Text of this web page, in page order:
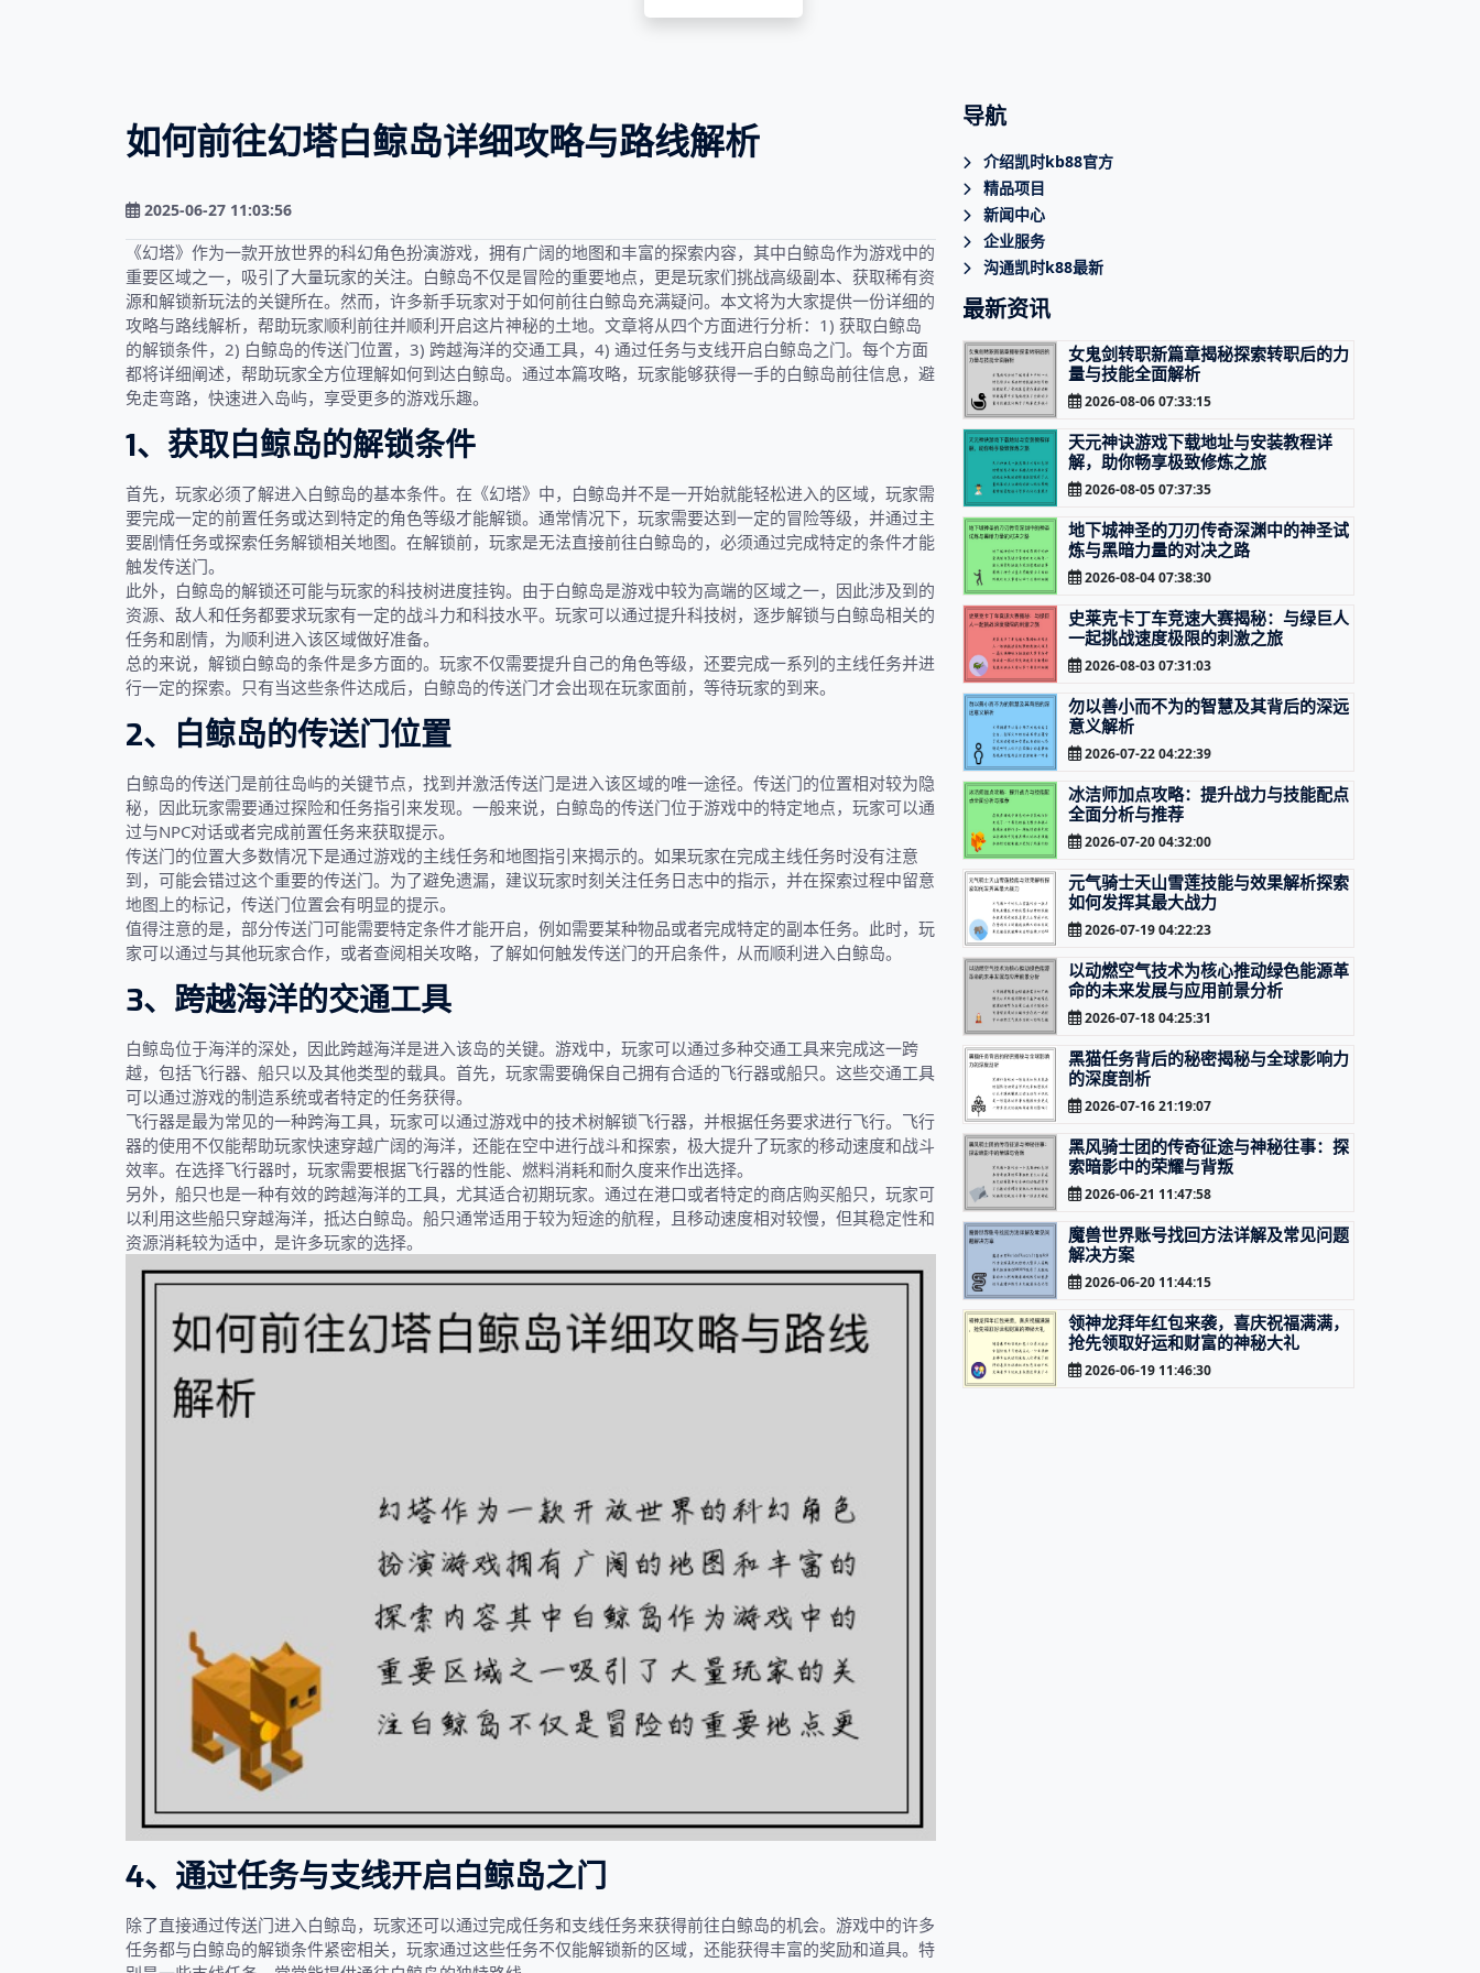
如何前往幻塔白鲸岛详细攻略与路线解析
2025-06-27 11:03:56
《幻塔》作为一款开放世界的科幻角色扮演游戏，拥有广阔的地图和丰富的探索内容，其中白鲸岛作为游戏中的
重要区域之一，吸引了大量玩家的关注。白鲸岛不仅是冒险的重要地点，更是玩家们挑战高级副本、获取稀有资
源和解锁新玩法的关键所在。然而，许多新手玩家对于如何前往白鲸岛充满疑问。本文将为大家提供一份详细的
攻略与路线解析，帮助玩家顺利前往并顺利开启这片神秘的土地。文章将从四个方面进行分析：1) 获取白鲸岛
的解锁条件，2) 白鲸岛的传送门位置，3) 跨越海洋的交通工具，4) 通过任务与支线开启白鲸岛之门。每个方面
都将详细阐述，帮助玩家全方位理解如何到达白鲸岛。通过本篇攻略，玩家能够获得一手的白鲸岛前往信息，避
免走弯路，快速进入岛屿，享受更多的游戏乐趣。
1、获取白鲸岛的解锁条件
首先，玩家必须了解进入白鲸岛的基本条件。在《幻塔》中，白鲸岛并不是一开始就能轻松进入的区域，玩家需
要完成一定的前置任务或达到特定的角色等级才能解锁。通常情况下，玩家需要达到一定的冒险等级，并通过主
要剧情任务或探索任务解锁相关地图。在解锁前，玩家是无法直接前往白鲸岛的，必须通过完成特定的条件才能
触发传送门。
此外，白鲸岛的解锁还可能与玩家的科技树进度挂钩。由于白鲸岛是游戏中较为高端的区域之一，因此涉及到的
资源、敌人和任务都要求玩家有一定的战斗力和科技水平。玩家可以通过提升科技树，逐步解锁与白鲸岛相关的
任务和剧情，为顺利进入该区域做好准备。
总的来说，解锁白鲸岛的条件是多方面的。玩家不仅需要提升自己的角色等级，还要完成一系列的主线任务并进
行一定的探索。只有当这些条件达成后，白鲸岛的传送门才会出现在玩家面前，等待玩家的到来。
2、白鲸岛的传送门位置
白鲸岛的传送门是前往岛屿的关键节点，找到并激活传送门是进入该区域的唯一途径。传送门的位置相对较为隐
秘，因此玩家需要通过探险和任务指引来发现。一般来说，白鲸岛的传送门位于游戏中的特定地点，玩家可以通
过与NPC对话或者完成前置任务来获取提示。
传送门的位置大多数情况下是通过游戏的主线任务和地图指引来揭示的。如果玩家在完成主线任务时没有注意
到，可能会错过这个重要的传送门。为了避免遗漏，建议玩家时刻关注任务日志中的指示，并在探索过程中留意
地图上的标记，传送门位置会有明显的提示。
值得注意的是，部分传送门可能需要特定条件才能开启，例如需要某种物品或者完成特定的副本任务。此时，玩
家可以通过与其他玩家合作，或者查阅相关攻略，了解如何触发传送门的开启条件，从而顺利进入白鲸岛。
3、跨越海洋的交通工具
白鲸岛位于海洋的深处，因此跨越海洋是进入该岛的关键。游戏中，玩家可以通过多种交通工具来完成这一跨
越，包括飞行器、船只以及其他类型的载具。首先，玩家需要确保自己拥有合适的飞行器或船只。这些交通工具
可以通过游戏的制造系统或者特定的任务获得。
飞行器是最为常见的一种跨海工具，玩家可以通过游戏中的技术树解锁飞行器，并根据任务要求进行飞行。飞行
器的使用不仅能帮助玩家快速穿越广阔的海洋，还能在空中进行战斗和探索，极大提升了玩家的移动速度和战斗
效率。在选择飞行器时，玩家需要根据飞行器的性能、燃料消耗和耐久度来作出选择。
另外，船只也是一种有效的跨越海洋的工具，尤其适合初期玩家。通过在港口或者特定的商店购买船只，玩家可
以利用这些船只穿越海洋，抵达白鲸岛。船只通常适用于较为短途的航程，且移动速度相对较慢，但其稳定性和
资源消耗较为适中，是许多玩家的选择。
4、通过任务与支线开启白鲸岛之门
除了直接通过传送门进入白鲸岛，玩家还可以通过完成任务和支线任务来获得前往白鲸岛的机会。游戏中的许多
任务都与白鲸岛的解锁条件紧密相关，玩家通过这些任务不仅能解锁新的区域，还能获得丰富的奖励和道具。特
导航
介绍凯时kb88官方
精品项目
新闻中心
企业服务
沟通凯时k88最新
最新资讯
女鬼剑转职新篇章揭秘探索转职后的力
量与技能全面解析
2026-08-06 07:33:15
天元神诀游戏下载地址与安装教程详
解，助你畅享极致修炼之旅
2026-08-05 07:37:35
地下城神圣的刀刃传奇深渊中的神圣试
炼与黑暗力量的对决之路
2026-08-04 07:38:30
史莱克卡丁车竞速大赛揭秘：与绿巨人
一起挑战速度极限的刺激之旅
2026-08-03 07:31:03
勿以善小而不为的智慧及其背后的深远
意义解析
2026-07-22 04:22:39
冰洁师加点攻略：提升战力与技能配点
全面分析与推荐
2026-07-20 04:32:00
元气骑士天山雪莲技能与效果解析探索
如何发挥其最大战力
2026-07-19 04:22:23
以动燃空气技术为核心推动绿色能源革
命的未来发展与应用前景分析
2026-07-18 04:25:31
黑猫任务背后的秘密揭秘与全球影响力
的深度剖析
2026-07-16 21:19:07
黑风骑士团的传奇征途与神秘往事：探
索暗影中的荣耀与背叛
2026-06-21 11:47:58
魔兽世界账号找回方法详解及常见问题
解决方案
2026-06-20 11:44:15
领神龙拜年红包来袭，喜庆祝福满满，
抢先领取好运和财富的神秘大礼
2026-06-19 11:46:30